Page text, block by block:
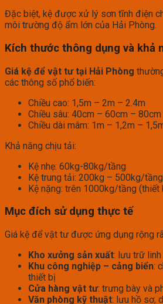
Đặc biệt, kệ được xử lý sơn tĩnh điện
môi trường độ ẩm lớn của Hải Phòng.
Kích thước thông dụng và khả
Giá kệ để vật tư tại Hải Phòng
các thông số phổ biến:
Chiều cao: 1,5m – 2m – 2.4m
Chiều sâu: 40cm – 60cm – 80cm
Chiều dài mâm: 1m – 1,2m –
Khả năng chịu tải:
Kệ nhẹ: 60kg-80kg/tầng
Kệ trung tải: 200kg – 500kg/tầng
Kệ nặng: trên 1000kg/tầng (thiết
Mục đích sử dụng thực tế
Giá kệ để vật tư được ứng dụng rộng
Kho xưởng sản xuất: lưu trữ linh
Khu công nghiệp – cảng biển:
thiết bị
Cửa hàng vật tư: trưng bày và
Văn phòng kỹ thuật: lưu hồ sơ,